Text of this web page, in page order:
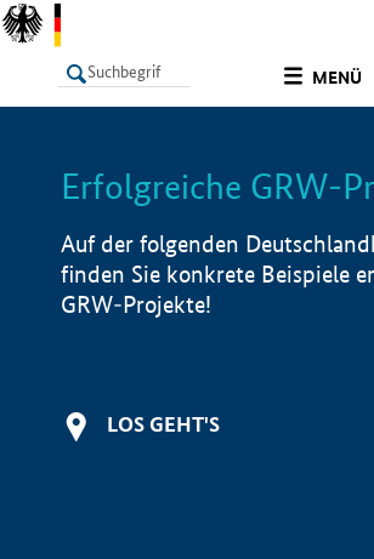
MENÜ
LISTE
Erfolgreiche GRW-
Auf der folgenden
finden Sie konkrete Beispiele
GRW-Projekte!
LOS GEHT'S